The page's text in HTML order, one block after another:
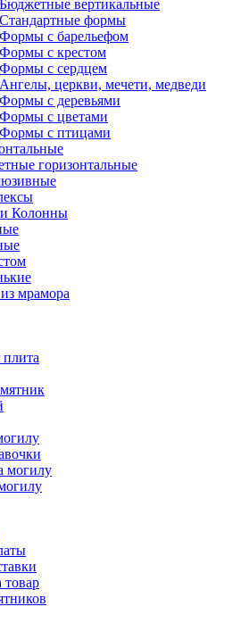
Бюджетные вертикальные
Стандартные формы
Формы с барельефом
Формы с крестом
Формы с сердцем
Ангелы, церкви, мечети, медведи
Формы с деревьями
Формы с цветами
Формы с птицами
горизонтальные
Колонны
мрамора
могилу
товар